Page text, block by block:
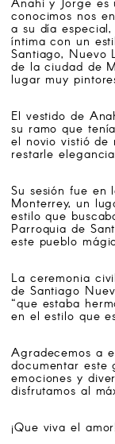
SEARCH
ATELIER 4/8 WEDDING
Follow us on:
conocimos nos
a su día
íntima con un
Santiago, Nuevo
de la ciudad de
lugar muy
El vestido de
su ramo que
el novio vistió de
restarle
Su sesión fue en
Monterrey, un
estilo que
Parroquia de
este pueblo
La ceremonia
de Santiago
“que estaba
en el estilo que
Agradecemos a
documentar este
emociones y
disfrutamos al
¡Que viva el